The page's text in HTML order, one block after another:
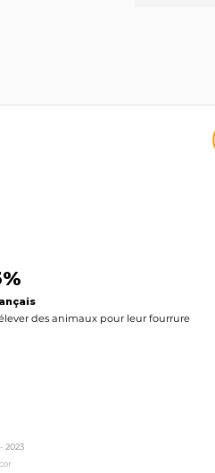
des animaux pour leur fourrure
2023